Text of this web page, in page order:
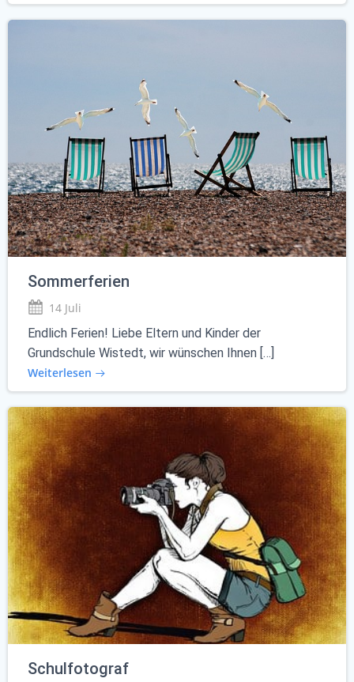
Sommerferien
14 Juli
Endlich Ferien! Liebe Eltern und Kinder der
Grundschule Wistedt, wir wünschen Ihnen […]
Weiterlesen
Schulfotograf